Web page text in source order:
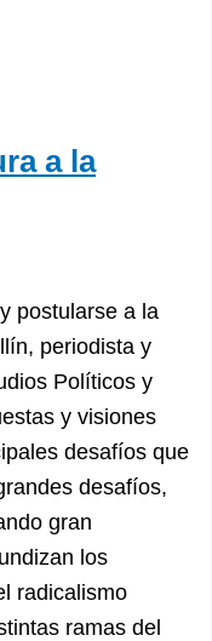
a la
postularse a la
periodista y
Políticos y
y visiones
desafíos que
desafíos,
gran
los
radicalismo
ramas del